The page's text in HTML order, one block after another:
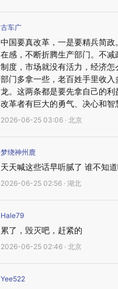
古车广
中国要真改革，一是要精兵简
在感，不断折腾生产部门。不
制度，市场就没有活力，经济
部门多拿一些，老百姓手里收
龙。这两条都是要先拿自己的
改革者有巨大的勇气、决心和智
2026-06-25 03:06 · 北京
梦绕神州鹿
天天喊这些话早听腻了 谁不知
2026-06-25 02:56 · 湖北
Hale79
累了，毁灭吧，赶紧的
2026-06-25 02:46 · 北京
Yee522